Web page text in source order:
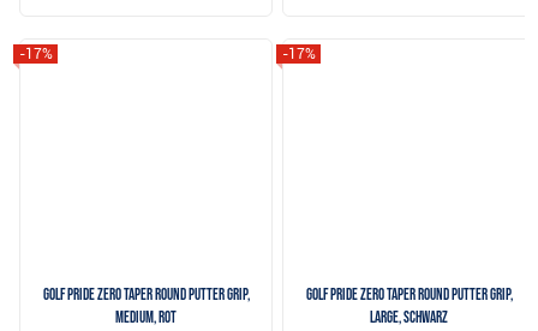
Golf Pride Zero Taper Round Putter Grip,
Medium, Rot
-17%
Golf Pride Zero Taper Round Putter Grip,
Large, Schwarz
-17%